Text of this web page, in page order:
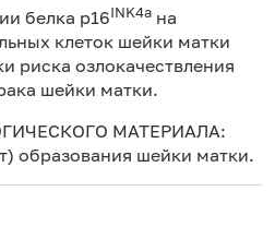
белка p16INK4a на
клеток шейки матки
риска озлокачествления
шейки матки.
МАТЕРИАЛА:
образования шейки матки.